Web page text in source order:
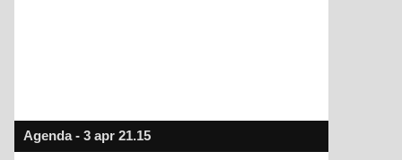
Agenda - 3 apr 21.15